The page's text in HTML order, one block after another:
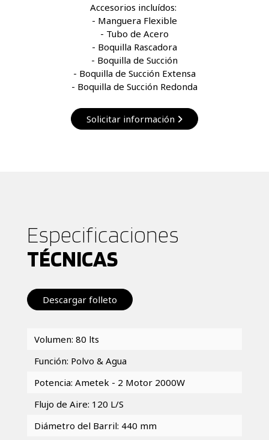
Accesorios incluídos:
- Manguera Flexible
- Tubo de Acero
- Boquilla Rascadora
- Boquilla de Succión
- Boquilla de Succión Extensa
- Boquilla de Succión Redonda
Solicitar información
Especificaciones
TÉCNICAS
Descargar folleto
Volumen: 80 lts
Función: Polvo & Agua
Potencia: Ametek - 2 Motor 2000W
Flujo de Aire: 120 L/S
Diámetro del Barril: 440 mm